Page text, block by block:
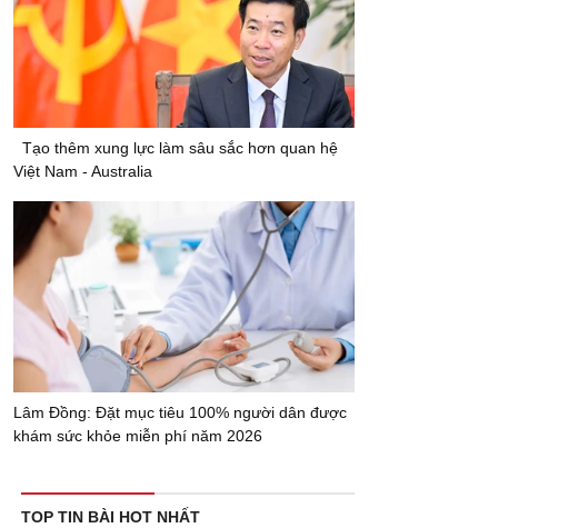
Tạo thêm xung lực làm sâu sắc hơn quan hệ
Việt Nam - Australia
Lâm Đồng: Đặt mục tiêu 100% người dân được
khám sức khỏe miễn phí năm 2026
TOP TIN BÀI HOT NHẤT